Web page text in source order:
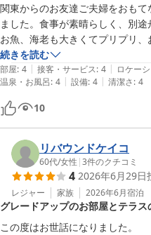
・観光を目的とした旅行では
楽しむ場合、チェックイン14時
が可能となれば、ゆっくりと時
以上
関東からのお友達ご夫婦をおも
ました。食事が素晴らしく、別
お魚、海老も大きくてプリプリ
た。フロントで迎えてくださった
スタッフの方の細やかな気遣いは
が飲めるラウンジはゆったりでき
た。お風呂からの眺めは「日本
残るおもてなしができたのは観潮
りがとうございました。
続きを読む
部屋: 4 | 接客・サービス: 4 | ロケー
温泉・お風呂: 4 | 設備: 4 | 清潔さ: 4
10
リバウンドケイコ
60代/女性 |3件のクチコミ
4 2026年6月29日
レジャー 家族 2026年6月宿泊
グレードアップのお部屋とテラ
この度はお世話になりました。